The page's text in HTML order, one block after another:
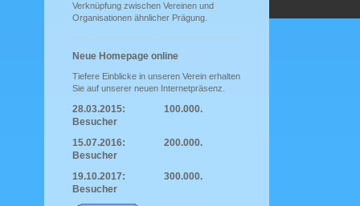
Verknüpfung zwischen Vereinen und
Organisationen ähnlicher Prägung.
Neue Homepage online
Tiefere Einblicke in unseren Verein erhalten
Sie auf unserer neuen Internetpräsenz.
28.03.2015: 100.000.
Besucher
15.07.2016: 200.000.
Besucher
19.10.2017: 300.000.
Besucher